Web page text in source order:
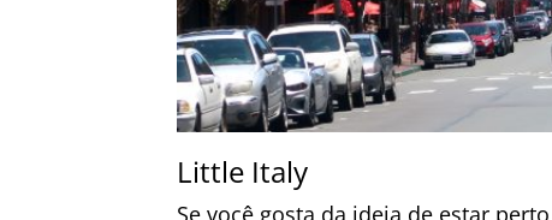
Little Italy